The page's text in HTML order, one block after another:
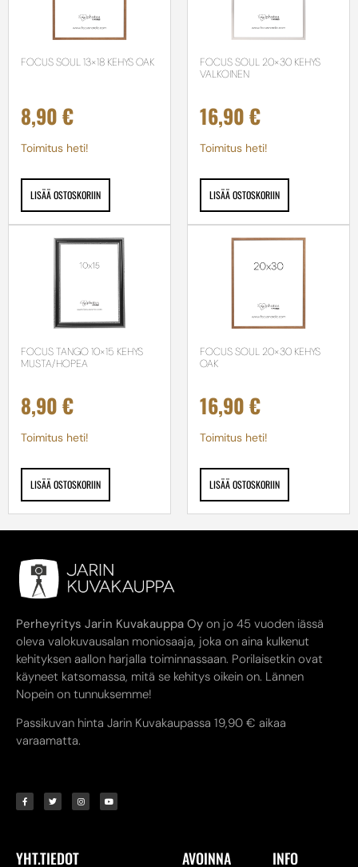
FOCUS SOUL 13×18 KEHYS OAK
8,90€
Toimitus heti!
LISÄÄ OSTOSKORIIN
FOCUS SOUL 20×30 KEHYS
VALKOINEN
16,90€
Toimitus heti!
LISÄÄ OSTOSKORIIN
FOCUS TANGO 10×15 KEHYS
MUSTA/HOPEA
8,90€
Toimitus heti!
LISÄÄ OSTOSKORIIN
FOCUS SOUL 20×30 KEHYS
OAK
16,90€
Toimitus heti!
LISÄÄ OSTOSKORIIN
Perheyritys Jarin Kuvakauppa Oy on jo 45 vuoden iässä
oleva valokuvausalan moniosaaja, joka on aina kulkenut
kehityksen aallon harjalla toiminnassaan. Porilaisetkin ovat
käyneet katsomassa, mitä se kehitys oikein on. Lännen
Nopein on tunnuksemme!
Passikuvan hinta Jarin Kuvakaupassa 19,90 € aikaa
varaamatta.
YHT.TIEDOT AVOINNA INFO